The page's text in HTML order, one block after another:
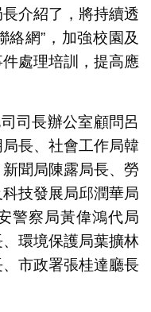
介紹了，將持續透
絡網”，加強校園及
處理培訓，提高應
司長辦公室顧問呂
長、社會工作局韓
聞局陳露局長、勞
技發展局邱潤華局
警察局黃偉鴻代局
環境保護局葉擴林
市政署張桂達廳長